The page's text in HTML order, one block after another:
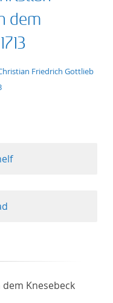
dem
Friedrich Gottlieb
Knesebeck